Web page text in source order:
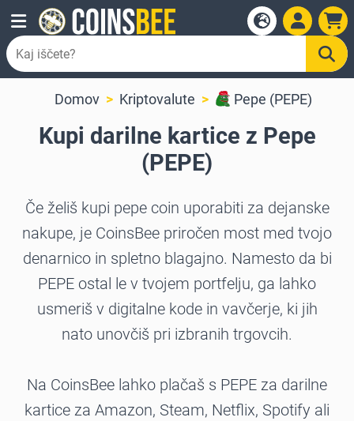
Domov Kriptovalute Pepe (PEPE)
Kupi darilne kartice z Pepe
(PEPE)
Če želiš kupi pepe coin uporabiti za dejanske
nakupe, je CoinsBee priročen most med tvojo
denarnico in spletno blagajno. Namesto da bi
PEPE ostal le v tvojem portfelju, ga lahko
usmeriš v digitalne kode in vavčerje, ki jih
nato unovčiš pri izbranih trgovcih.
Na CoinsBee lahko plačaš s PEPE za darilne
kartice za Amazon, Steam, Netflix, Spotify ali